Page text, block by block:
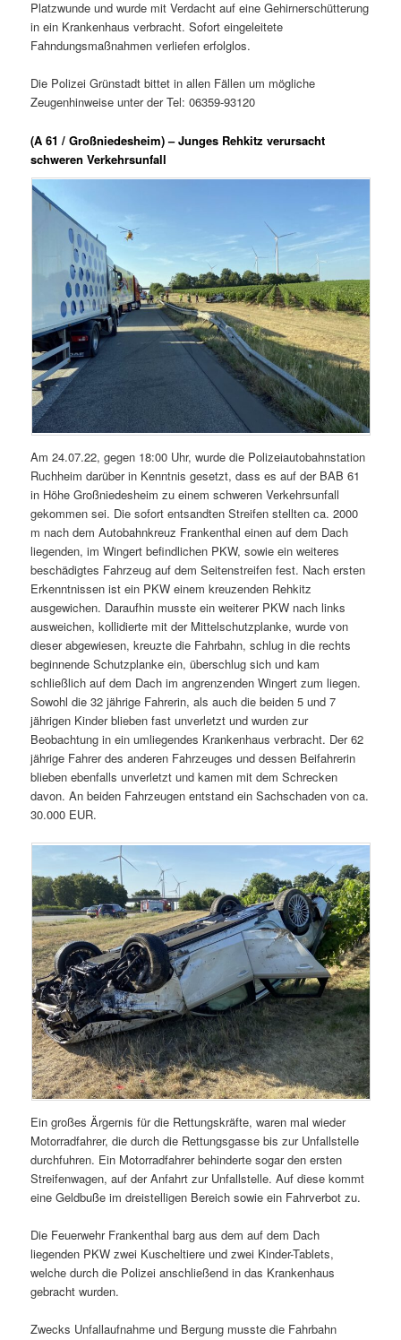
Platzwunde und wurde mit Verdacht auf eine Gehirnerschütterung
in ein Krankenhaus verbracht. Sofort eingeleitete
Fahndungsmaßnahmen verliefen erfolglos.
Die Polizei Grünstadt bittet in allen Fällen um mögliche
Zeugenhinweise unter der Tel: 06359-93120
(A 61 / Großniedesheim) – Junges Rehkitz verursacht
schweren Verkehrsunfall
Am 24.07.22, gegen 18:00 Uhr, wurde die Polizeiautobahnstation
Ruchheim darüber in Kenntnis gesetzt, dass es auf der BAB 61
in Höhe Großniedesheim zu einem schweren Verkehrsunfall
gekommen sei. Die sofort entsandten Streifen stellten ca. 2000
m nach dem Autobahnkreuz Frankenthal einen auf dem Dach
liegenden, im Wingert befindlichen PKW, sowie ein weiteres
beschädigtes Fahrzeug auf dem Seitenstreifen fest. Nach ersten
Erkenntnissen ist ein PKW einem kreuzenden Rehkitz
ausgewichen. Daraufhin musste ein weiterer PKW nach links
ausweichen, kollidierte mit der Mittelschutzplanke, wurde von
dieser abgewiesen, kreuzte die Fahrbahn, schlug in die rechts
beginnende Schutzplanke ein, überschlug sich und kam
schließlich auf dem Dach im angrenzenden Wingert zum liegen.
Sowohl die 32 jährige Fahrerin, als auch die beiden 5 und 7
jährigen Kinder blieben fast unverletzt und wurden zur
Beobachtung in ein umliegendes Krankenhaus verbracht. Der 62
jährige Fahrer des anderen Fahrzeuges und dessen Beifahrerin
blieben ebenfalls unverletzt und kamen mit dem Schrecken
davon. An beiden Fahrzeugen entstand ein Sachschaden von ca.
30.000 EUR.
Ein großes Ärgernis für die Rettungskräfte, waren mal wieder
Motorradfahrer, die durch die Rettungsgasse bis zur Unfallstelle
durchfuhren. Ein Motorradfahrer behinderte sogar den ersten
Streifenwagen, auf der Anfahrt zur Unfallstelle. Auf diese kommt
eine Geldbuße im dreistelligen Bereich sowie ein Fahrverbot zu.
Die Feuerwehr Frankenthal barg aus dem auf dem Dach
liegenden PKW zwei Kuscheltiere und zwei Kinder-Tablets,
welche durch die Polizei anschließend in das Krankenhaus
gebracht wurden.
Zwecks Unfallaufnahme und Bergung musste die Fahrbahn